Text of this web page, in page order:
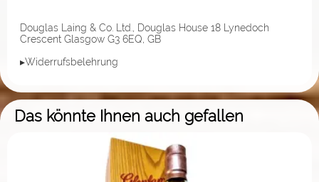
Douglas Laing & Co. Ltd., Douglas House 18 Lynedoch
Crescent Glasgow G3 6EQ, GB
▸Widerrufsbelehrung
Das könnte Ihnen auch gefallen